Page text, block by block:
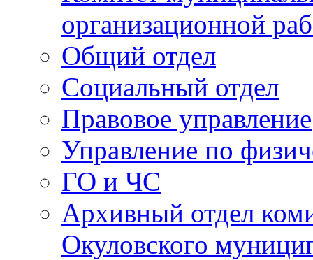
организационной
Общий отдел
Социальный отдел
Правовое управление
Управление по
ГО и ЧС
Архивный отдел
Окуловского